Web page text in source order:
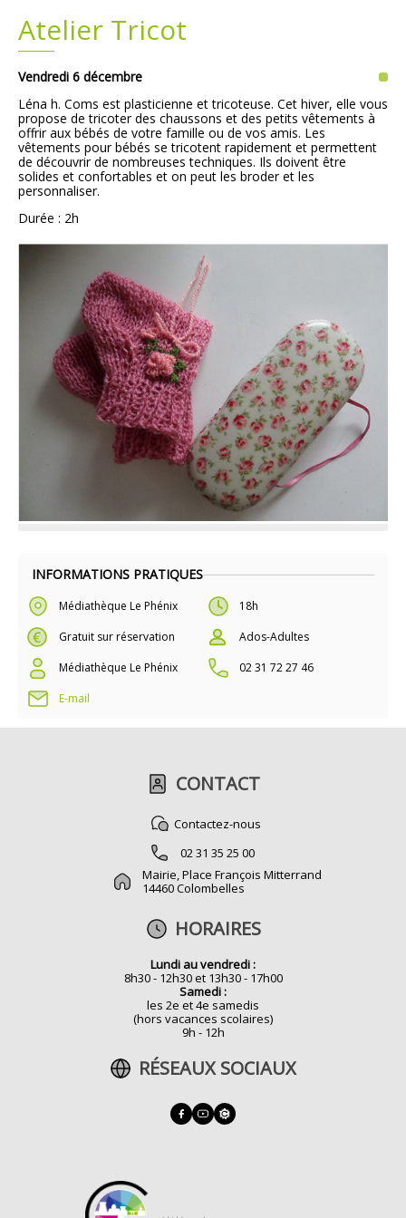
INFORMATIONS PRATIQUES
Médiathèque Le Phénix
18h
Gratuit sur réservation
Ados-Adultes
Médiathèque Le Phénix
02 31 72 27 46
E-mail
Atelier Tricot
Vendredi 6 décembre
Léna h. Coms est plasticienne et tricoteuse. Cet hiver, elle vous
propose de tricoter des chaussons et des petits vêtements à
offrir aux bébés de votre famille ou de vos amis. Les
vêtements pour bébés se tricotent rapidement et permettent
de découvrir de nombreuses techniques. Ils doivent être
solides et confortables et on peut les broder et les
personnaliser.
Durée : 2h
CONTACT
Contactez-nous
02 31 35 25 00
Mairie, Place François Mitterrand
14460 Colombelles
HORAIRES
Lundi au vendredi :
8h30 - 12h30 et 13h30 - 17h00
Samedi :
les 2e et 4e samedis
(hors vacances scolaires)
9h - 12h
RÉSEAUX SOCIAUX
Plans
Demandes légales
Emploi
Marchés publics
Grands projets